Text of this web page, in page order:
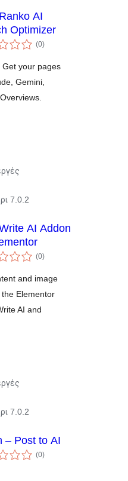
AI
Optimizer
(0αξιολογήσεις
σύνολο
)
Get your pages
Gemini,
7.0.2
AI Addon
(0αξιολογήσεις
σύνολο
)
and image
Elementor
AI and
7.0.2
– Post to AI
(0αξιολογήσεις
σύνολο
)